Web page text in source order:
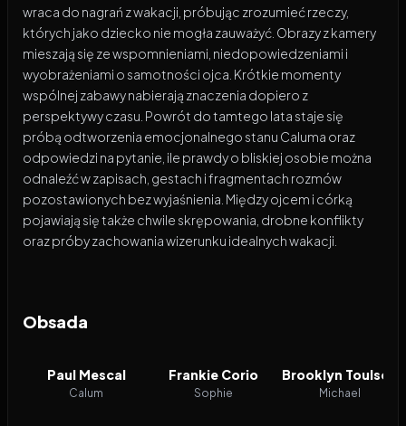
wraca do nagrań z wakacji, próbując zrozumieć rzeczy,
których jako dziecko nie mogła zauważyć. Obrazy z kamery
mieszają się ze wspomnieniami, niedopowiedzeniami i
wyobrażeniami o samotności ojca. Krótkie momenty
wspólnej zabawy nabierają znaczenia dopiero z
perspektywy czasu. Powrót do tamtego lata staje się
próbą odtworzenia emocjonalnego stanu Caluma oraz
odpowiedzi na pytanie, ile prawdy o bliskiej osobie można
odnaleźć w zapisach, gestach i fragmentach rozmów
pozostawionych bez wyjaśnienia. Między ojcem i córką
pojawiają się także chwile skrępowania, drobne konflikty
oraz próby zachowania wizerunku idealnych wakacji.
Obsada
Paul Mescal
Calum
Frankie Corio
Sophie
Brooklyn Toulson
Michael